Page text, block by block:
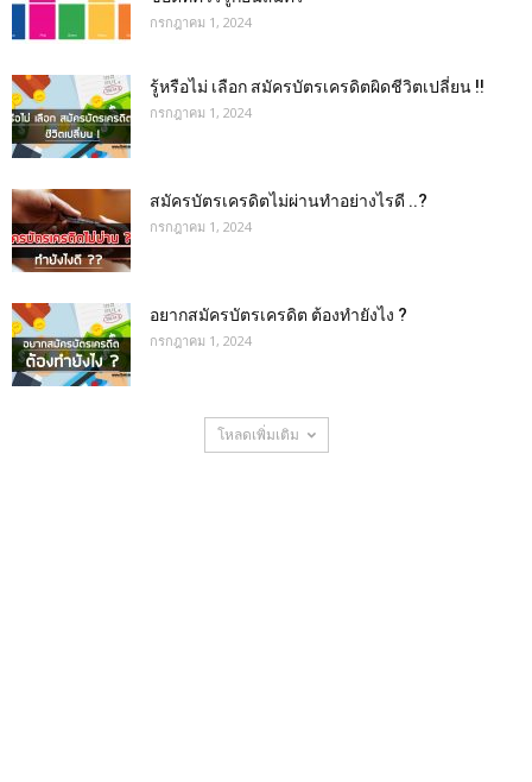
กรกฎาคม 1, 2024
รู้หรือไม่ เลือก สมัครบัตรเครดิตผิดชีวิตเปลี่ยน !!
กรกฎาคม 1, 2024
สมัครบัตรเครดิตไม่ผ่านทำอย่างไรดี ..?
กรกฎาคม 1, 2024
อยากสมัครบัตรเครดิต ต้องทำยังไง ?
กรกฎาคม 1, 2024
โหลดเพิ่มเติม